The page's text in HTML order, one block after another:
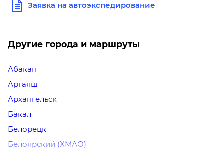
Заявка на автоэкспедирование
Другие города и маршруты
Абакан
Аргаяш
Архангельск
Бакал
Белорецк
Белоярский (ХМАО)